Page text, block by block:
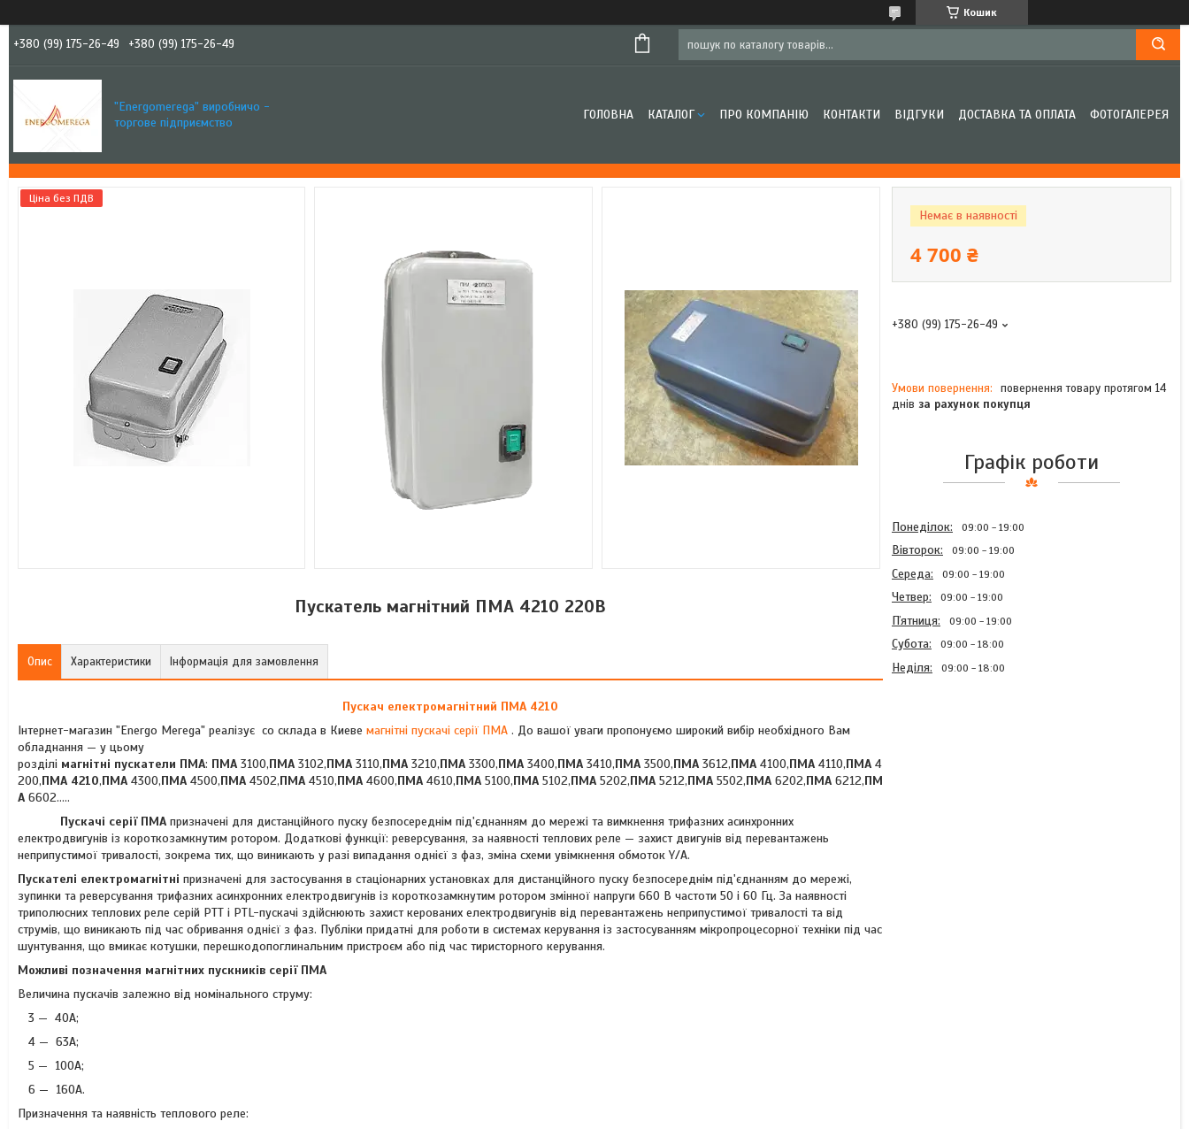
Кошик
+380 (99) 175-26-49 +380 (99) 175-26-49
"Еnergomerega" виробничо -
торгове підприємство
ГОЛОВНА КАТАЛОГ ПРО КОМПАНІЮ КОНТАКТИ ВІДГУКИ ДОСТАВКА ТА ОПЛАТА ФОТОГАЛЕРЕЯ
Ціна без ПДВ
Пускатель магнітний ПМА 4210 220В
Опис Характеристики Інформація для замовлення
Пускач електромагнітний ПМА 4210
Інтернет-магазин "Energo Merega" реалізує со склада в Киеве магнітні пускачі серії ПМА . До вашої уваги пропонуємо широкий вибір необхідного Вам
обладнання — у цьому
розділі магнітні пускатели ПМА: ПМА 3100,ПМА 3102,ПМА 3110,ПМА 3210,ПМА 3300,ПМА 3400,ПМА 3410,ПМА 3500,ПМА 3612,ПМА 4100,ПМА 4110,ПМА 4
200,ПМА 4210,ПМА 4300,ПМА 4500,ПМА 4502,ПМА 4510,ПМА 4600,ПМА 4610,ПМА 5100,ПМА 5102,ПМА 5202,ПМА 5212,ПМА 5502,ПМА 6202,ПМА 6212,ПМ
А 6602.....
Пускачі серії ПМА призначені для дистанційного пуску безпосереднім під'єднанням до мережі та вимкнення трифазних асинхронних
електродвигунів із короткозамкнутим ротором. Додаткові функції: реверсування, за наявності теплових реле — захист двигунів від перевантажень
неприпустимої тривалості, зокрема тих, що виникають у разі випадання однієї з фаз, зміна схеми увімкнення обмоток Y/A.
Пускателі електромагнітні призначені для застосування в стаціонарних установках для дистанційного пуску безпосереднім під'єднанням до мережі,
зупинки та реверсування трифазних асинхронних електродвигунів із короткозамкнутим ротором змінної напруги 660 В частоти 50 і 60 Гц. За наявності
триполюсних теплових реле серій РТТ і PTL-пускачі здійснюють захист керованих електродвигунів від перевантажень неприпустимої тривалості та від
струмів, що виникають під час обривання однієї з фаз. Публіки придатні для роботи в системах керування із застосуванням мікропроцесорної техніки під час
шунтування, що вмикає котушки, перешкодопоглинальним пристроєм або під час тиристорного керування.
Можливі позначення магнітних пускників серії ПМА
Величина пускачів залежно від номінального струму:
3 — 40А;
4 — 63А;
5 — 100А;
6 — 160А.
Призначення та наявність теплового реле:
Немає в наявності
4 700 ₴
+380 (99) 175-26-49
повернення товару протягом 14
днів за рахунок покупця
Графік роботи
Понеділок 09:00 19:00
Вівторок 09:00 19:00
Середа 09:00 19:00
Четвер 09:00 19:00
Пʼятниця 09:00 19:00
Субота 09:00 18:00
Неділя 09:00 18:00